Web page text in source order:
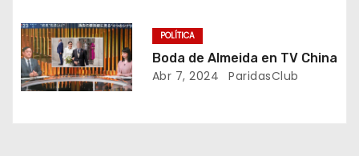
d
e
POLÍTICA
Boda de Almeida en TV China
Abr 7, 2024 ParidasClub